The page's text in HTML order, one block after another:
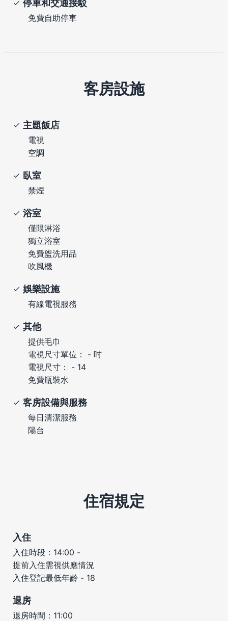
停車和交通接駁
免費自助停車
客房設施
主題飯店
電視
空調
臥室
禁煙
浴室
僅限淋浴
獨立浴室
免費盥洗用品
吹風機
娛樂設施
有線電視服務
其他
提供毛巾
電視尺寸單位： - 吋
電視尺寸： - 14
免費瓶裝水
客房設備與服務
每日清潔服務
陽台
住宿規定
入住
入住時段：14:00 -
提前入住需視供應情況
入住登記最低年齡 - 18
退房
退房時間：11:00